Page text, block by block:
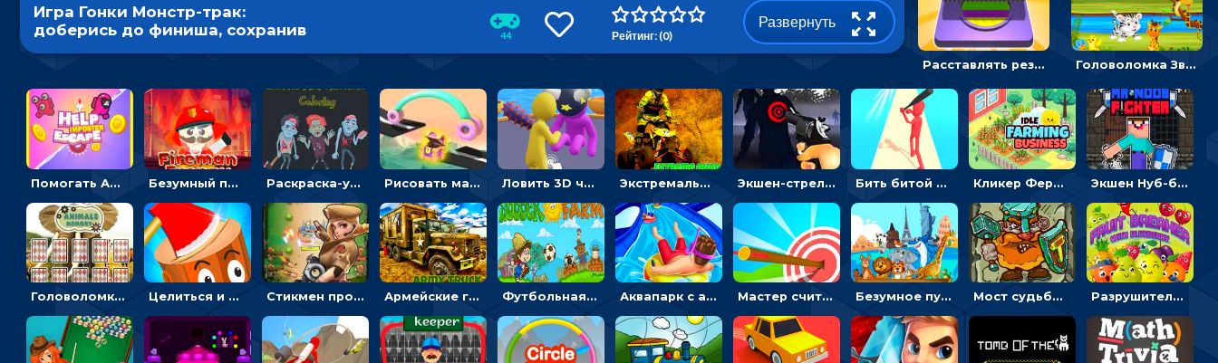
Расставлять резиновые кубики, чтобы делать поп-ит - гиперказуальные Головоломка Звери-малыши: открывай карточки по очереди, чтобы найти одинаковые
Игра Гонки Монстр-трак:
доберись до финиша, сохранив
монеты
44 Рейтинг: (0)
Развернуть
Помогать Амонг Ас бежать из комнаты через преграды - приключения Безумный пожарный: направлять шланг, чтобы тушить горящие бревна Раскраска-ужастик: разукрась зомби и скелетов Рисовать машину и выигрывать гонку - для мальчиков Ловить 3D человечком своего цвета и собирать драгоценности - гиперказуалка Экстремальные пазлы с квадроциклами: собирать крутые тачки Экшен-стрелялка по зомби: целиться и попадать в бегущих монстров Бить битой по шарику, чтобы сбивать кубики с буквами на пути к финишу - 3D Кликер Фермерский бизнес: расти овощи, чтобы богатеть Экшен Нуб-боец: прыгать через препятствия или бить врагов мечом
Головоломка с животными: переворачивать карточки, чтобы находить пару Целиться и метать топор в 3D мишени Стикмен против Зомби: стрелять в зомби и развивать воина Армейские грузовики в пазлах: собери военную машину Футбольная ферма: бей по мячу, чтобы забивать в ворота и ловить звезды Аквапарк с акулами: жми, чтобы лететь к финишу по волнам Мастер считать стрелы: увеличивать запас, чтобы поразить больше целей Безумное путешествие друзей по миру: собирать пазлы из фото с животными Мост судьбы: прыгать по платформам и бить молотом орков Разрушитель фруктов: стрелять ягодами по ананасам